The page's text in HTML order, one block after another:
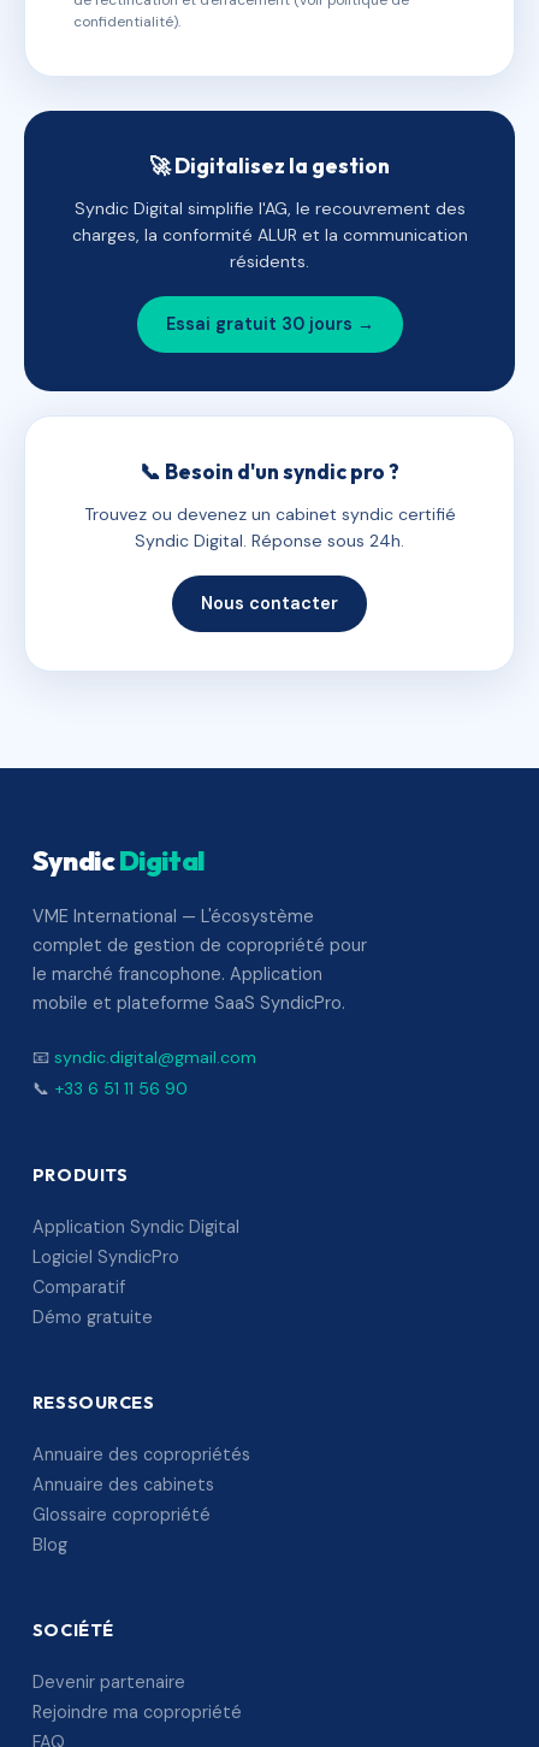
confidentialité).
🚀 Digitalisez la gestion
Syndic Digital simplifie l'AG, le recouvrement des
charges, la conformité ALUR et la communication
résidents.
Essai gratuit 30 jours →
📞 Besoin d'un syndic pro ?
Trouvez ou devenez un cabinet syndic certifié
Syndic Digital. Réponse sous 24h.
Nous contacter
SyndicDigital
VME International — L'écosystème
complet de gestion de copropriété pour
le marché francophone. Application
mobile et plateforme SaaS SyndicPro.
📧 syndic.digital@gmail.com
📞 +33 6 51 11 56 90
PRODUITS
Application Syndic Digital
Logiciel SyndicPro
Comparatif
Démo gratuite
RESSOURCES
Annuaire des copropriétés
Annuaire des cabinets
Glossaire copropriété
Blog
SOCIÉTÉ
Devenir partenaire
Rejoindre ma copropriété
FAQ